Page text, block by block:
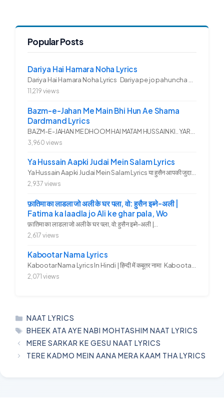
Popular Posts
Dariya Hai Hamara Noha Lyrics
11,219 views
Bazm-e-Jahan Me Main Bhi Hun Ae Shama
Dardmand Lyrics
3,960 views
Ya Hussain Aapki Judai Mein Salam Lyrics
2,937 views
फ़ातिमा का लाडला जो अली के घर पला, वो: हुसैन इब्ने-अली |
Fatima ka laadla jo Ali ke ghar pala, Wo
फ़ातिमा का लाडला जो अली के घर पला, वो: हुसैन इब्ने-अली |...
2,617 views
Kabootar Nama Lyrics
Kabootar Nama Lyrics In Hindi | हिन्दी में कबूतर नामा Kabootar...
2,071 views
CATEGORIES
NAAT LYRICS
TAGS
BHEEK ATA AYE NABI MOHTASHIM NAAT LYRICS
MERE SARKAR KE GESU NAAT LYRICS
TERE KADMO MEIN AANA MERA KAAM THA LYRICS